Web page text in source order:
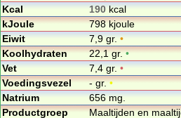
Kcal
190 kcal
kJoule
798 kjoule
Eiwit
7,9 gr. •
Koolhydraten
22,1 gr.•
Vet
7,4 gr. •
Voedingsvezel
- gr.•
Natrium
656 mg.
Productgroep
Maaltijden en